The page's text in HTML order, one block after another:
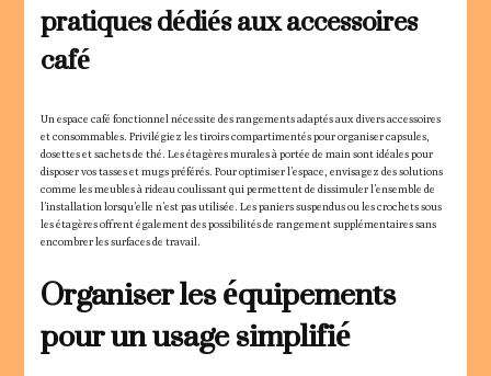
pratiques dédiés aux accessoires
café
Un espace café fonctionnel nécessite des rangements adaptés aux divers accessoires
et consommables. Privilégiez les tiroirs compartimentés pour organiser capsules,
dosettes et sachets de thé. Les étagères murales à portée de main sont idéales pour
disposer vos tasses et mugs préférés. Pour optimiser l’espace, envisagez des solutions
comme les meubles à rideau coulissant qui permettent de dissimuler l’ensemble de
l’installation lorsqu’elle n’est pas utilisée. Les paniers suspendus ou les crochets sous
les étagères offrent également des possibilités de rangement supplémentaires sans
encombrer les surfaces de travail.
Organiser les équipements
pour un usage simplifié